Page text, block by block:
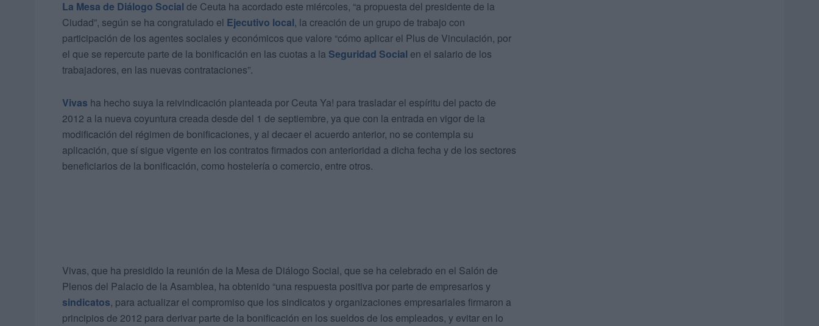
La Mesa de Diálogo Social de Ceuta ha acordado este miércoles, “a propuesta del presidente de la
Ciudad”, según se ha congratulado el Ejecutivo local, la creación de un grupo de trabajo con
participación de los agentes sociales y económicos que valore “cómo aplicar el Plus de Vinculación, por
el que se repercute parte de la bonificación en las cuotas a la Seguridad Social en el salario de los
trabajadores, en las nuevas contrataciones”.
Vivas ha hecho suya la reivindicación planteada por Ceuta Ya! para trasladar el espíritu del pacto de
2012 a la nueva coyuntura creada desde del 1 de septiembre, ya que con la entrada en vigor de la
modificación del régimen de bonificaciones, y al decaer el acuerdo anterior, no se contempla su
aplicación, que sí sigue vigente en los contratos firmados con anterioridad a dicha fecha y de los sectores
beneficiarios de la bonificación, como hostelería o comercio, entre otros.
Vivas, que ha presidido la reunión de la Mesa de Diálogo Social, que se ha celebrado en el Salón de
Plenos del Palacio de la Asamblea, ha obtenido “una respuesta positiva por parte de empresarios y
sindicatos, para actualizar el compromiso que los sindicatos y organizaciones empresariales firmaron a
principios de 2012 para derivar parte de la bonificación en los sueldos de los empleados, y evitar en lo